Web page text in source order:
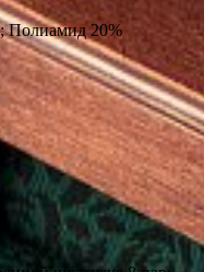
Полиамид 20%